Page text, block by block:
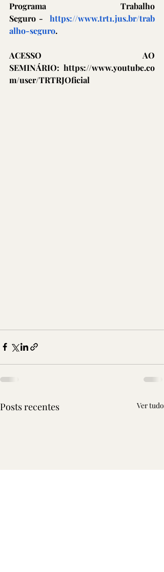
Programa Trabalho
Seguro - https://www.trt1.jus.br/trab
alho-seguro.
ACESSO AO
SEMINÁRIO: https://www.youtube.co
m/user/TRTRJOficial
Posts recentes Ver tudo